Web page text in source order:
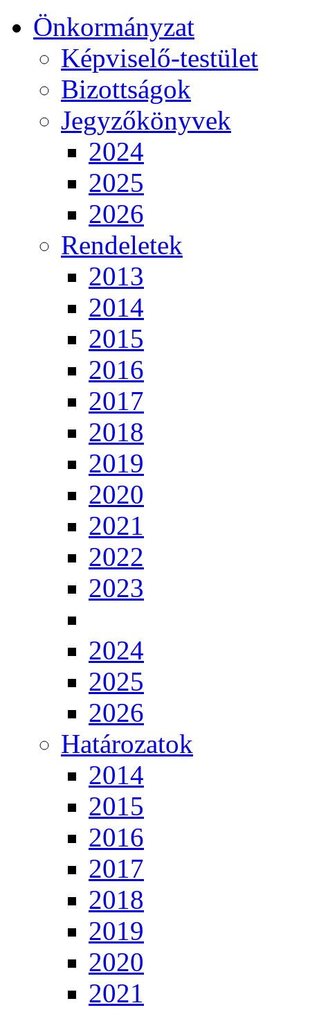
Önkormányzat
Képviselő-testület
Bizottságok
Jegyzőkönyvek
2024
2025
2026
Rendeletek
2013
2014
2015
2016
2017
2018
2019
2020
2021
2022
2023
2024
2025
2026
Határozatok
2014
2015
2016
2017
2018
2019
2020
2021